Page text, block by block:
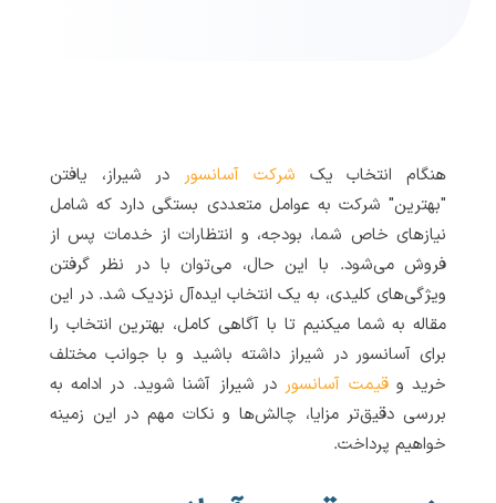
هنگام انتخاب یک شرکت آسانسور در شیراز، یافتن
"بهترین" شرکت به عوامل متعددی بستگی دارد که شامل
نیازهای خاص شما، بودجه، و انتظارات از خدمات پس از
فروش می‌شود. با این حال، می‌توان با در نظر گرفتن
ویژگی‌های کلیدی، به یک انتخاب ایده‌آل نزدیک شد. در این
مقاله به شما میکنیم تا با آگاهی کامل، بهترین انتخاب را
برای آسانسور در شیراز داشته باشید و با جوانب مختلف
خرید وقیمت آسانسور در شیراز آشنا شوید. در ادامه به
بررسی دقیق‌تر مزایا، چالش‌ها و نکات مهم در این زمینه
خواهیم پرداخت.